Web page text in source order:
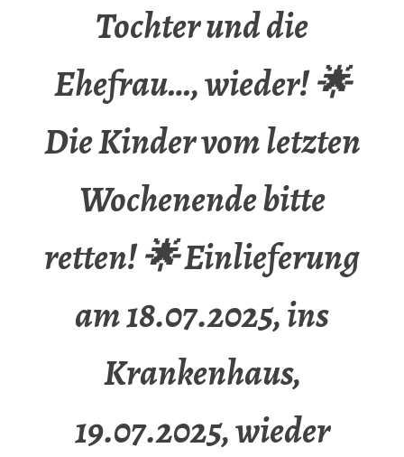
Tochter und die
Ehefrau…, wieder! 🌟
Die Kinder vom letzten
Wochenende bitte
retten! 🌟 Einlieferung
am 18.07.2025, ins
Krankenhaus,
19.07.2025, wieder